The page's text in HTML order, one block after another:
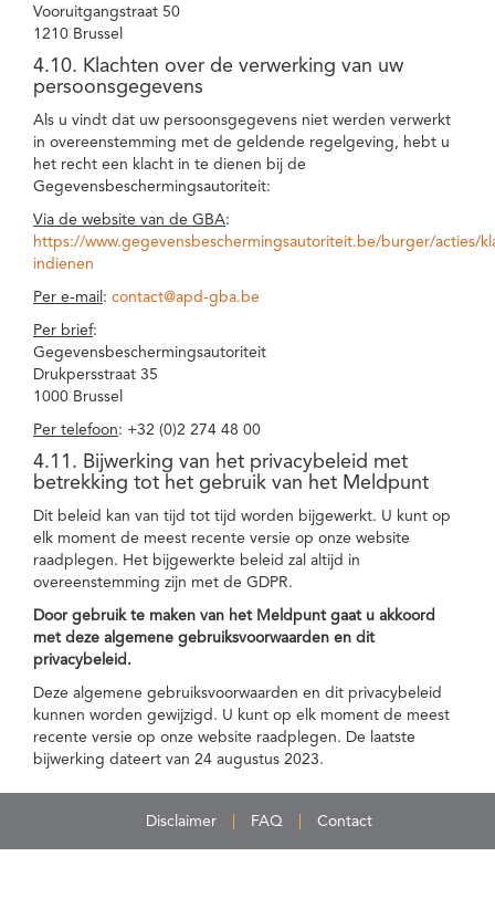
Vooruitgangstraat 50
1210 Brussel
4.10. Klachten over de verwerking van uw
persoonsgegevens
Als u vindt dat uw persoonsgegevens niet werden verwerkt
in overeenstemming met de geldende regelgeving, hebt u
het recht een klacht in te dienen bij de
Gegevensbeschermingsautoriteit:
Via de website van de GBA:
https://www.gegevensbeschermingsautoriteit.be/burger/acties/
indienen
Per e-mail : contact@apd-gba.be
Per brief:
Gegevensbeschermingsautoriteit
Drukpersstraat 35
1000 Brussel
Per telefoon: +32 (0)2 274 48 00
4.11. Bijwerking van het privacybeleid met
betrekking tot het gebruik van het Meldpunt
Dit beleid kan van tijd tot tijd worden bijgewerkt. U kunt op
elk moment de meest recente versie op onze website
raadplegen. Het bijgewerkte beleid zal altijd in
overeenstemming zijn met de GDPR.
Door gebruik te maken van het Meldpunt gaat u akkoord
met deze algemene gebruiksvoorwaarden en dit
privacybeleid.
Deze algemene gebruiksvoorwaarden en dit privacybeleid
kunnen worden gewijzigd. U kunt op elk moment de meest
recente versie op onze website raadplegen. De laatste
bijwerking dateert van 24 augustus 2023.
Disclaimer FAQ Contact